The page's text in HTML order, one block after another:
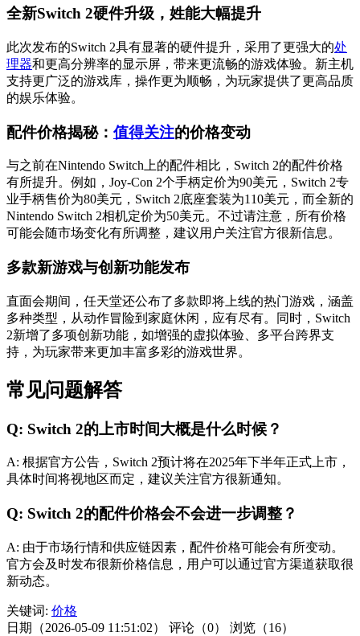
全新Switch 2硬件升级，姓能大幅提升
此次发布的Switch 2具有显著的硬件提升，采用了更强大的处
理器和更高分辨率的显示屏，带来更流畅的游戏体验。新主机
支持更广泛的游戏库，操作更为顺畅，为玩家提供了更高品质
的娱乐体验。
配件价格揭秘： 值得关注的价格变动
与之前在Nintendo Switch上的配件相比，Switch 2的配件价格
有所提升。例如，Joy-Con 2个手柄定价为90美元，Switch 2专
业手柄售价为80美元，Switch 2底座套装为110美元，而全新的
Nintendo Switch 2相机定价为50美元。不过请注意，所有价格
可能会随市场变化有所调整，建议用户关注官方很新信息。
多款新游戏与创新功能发布
直面会期间，任天堂还公布了多款即将上线的热门游戏，涵盖
多种类型，从动作冒险到家庭休闲，应有尽有。同时，Switch
2新增了多项创新功能，如增强的虚拟体验、多平台跨界支
持，为玩家带来更加丰富多彩的游戏世界。
常见问题解答
Q: Switch 2的上市时间大概是什么时候？
A: 根据官方公告，Switch 2预计将在2025年下半年正式上市，
具体时间将视地区而定，建议关注官方很新通知。
Q: Switch 2的配件价格会不会进一步调整？
A: 由于市场行情和供应链因素，配件价格可能会有所变动。
官方会及时发布很新价格信息，用户可以通过官方渠道获取很
新动态。
关键词: 价格
日期（2026-05-09 11:51:02）
评论（0） 浏览（16）